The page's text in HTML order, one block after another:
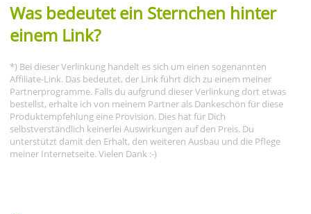
Was bedeutet ein Sternchen hinter
einem Link?
*) Bei dieser Verlinkung handelt es sich um einen sogenannten
Affiliate-Link. Das bedeutet, der Link führt dich zu einem meiner
Partnerprogramme. Falls du aufgrund dieser Verlinkung dort etwas
bestellst, erhalte ich von meinem Partner als Dankeschön für diese
Produktempfehlung eine Provision. Dies hat für Dich
selbstverständlich keinerlei Auswirkungen auf den Preis. Du
unterstützt damit den Erhalt, den weiteren Ausbau und die Pflege
meiner Internetseite. Vielen Dank :-)